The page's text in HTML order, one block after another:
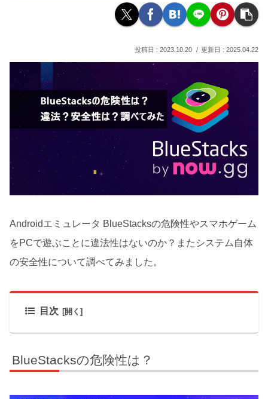
2023.10.20 2025.04.22
Androidエミュレータ BlueStacksの危険性やスマホゲーム
をPCで遊ぶことに違法性はないのか？またシステム自体
の安全性について調べてみました。
目次
BlueStacksの危険性は？